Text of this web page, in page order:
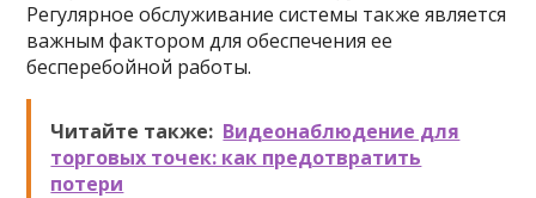
Регулярное обслуживание системы также является
важным фактором для обеспечения ее
бесперебойной работы.
Читайте также: Видеонаблюдение для
торговых точек: как предотвратить
потери